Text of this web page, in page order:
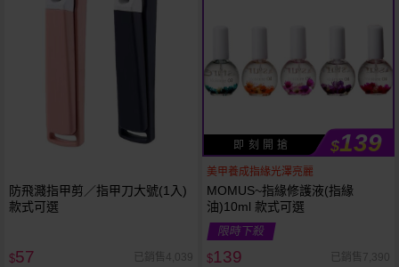
防飛濺指甲剪／指甲刀大號(1入)
款式可選
$57 已銷售4,039
即 刻 開 搶 $139
美甲養成指緣光澤亮麗
MOMUS~指緣修護液(指緣
油)10ml 款式可選
限時下殺
$139 已銷售7,390